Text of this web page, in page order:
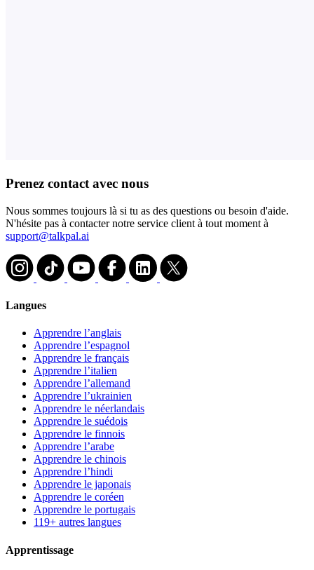
Prenez contact avec nous
Nous sommes toujours là si tu as des questions ou besoin d'aide.
N'hésite pas à contacter notre service client à tout moment à
support@talkpal.ai
Langues
Apprendre l’anglais
Apprendre l’espagnol
Apprendre le français
Apprendre l’italien
Apprendre l’allemand
Apprendre l’ukrainien
Apprendre le néerlandais
Apprendre le suédois
Apprendre le finnois
Apprendre l’arabe
Apprendre le chinois
Apprendre l’hindi
Apprendre le japonais
Apprendre le coréen
Apprendre le portugais
119+ autres langues
Apprentissage